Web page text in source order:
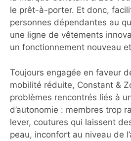
le prêt-à-porter. Et donc,
personnes dépendantes au
une ligne de vêtements
un fonctionnement nouveau
Toujours engagée en faveur
mobilité réduite, Constant &
problèmes rencontrés liés à
d’autonomie : membres trop
lever, coutures qui laissent
peau, inconfort au niveau de